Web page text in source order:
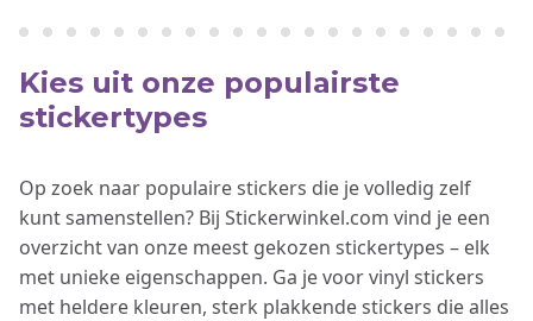
Kies uit onze populairste
stickertypes
Op zoek naar populaire stickers die je volledig zelf
kunt samenstellen? Bij Stickerwinkel.com vind je een
overzicht van onze meest gekozen stickertypes – elk
met unieke eigenschappen. Ga je voor vinyl stickers
met heldere kleuren, sterk plakkende stickers die alles